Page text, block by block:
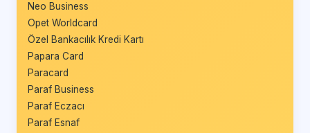
Neo Business
Opet Worldcard
Özel Bankacılık Kredi Kartı
Papara Card
Paracard
Paraf Business
Paraf Eczacı
Paraf Esnaf